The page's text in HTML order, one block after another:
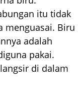
itu tidak
menguasai. Biru
adalah
pakai.
di dalam